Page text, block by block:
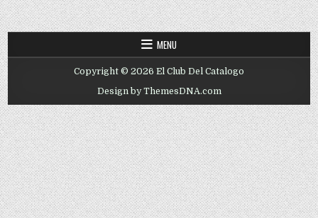
Quilates)
por
Gramo
MENU
Copyright © 2026 El Club Del Catalogo
Design by ThemesDNA.com